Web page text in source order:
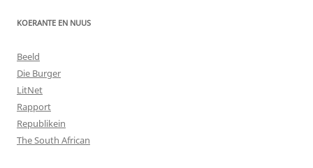
KOERANTE EN NUUS
Beeld
Die Burger
LitNet
Rapport
Republikein
The South African